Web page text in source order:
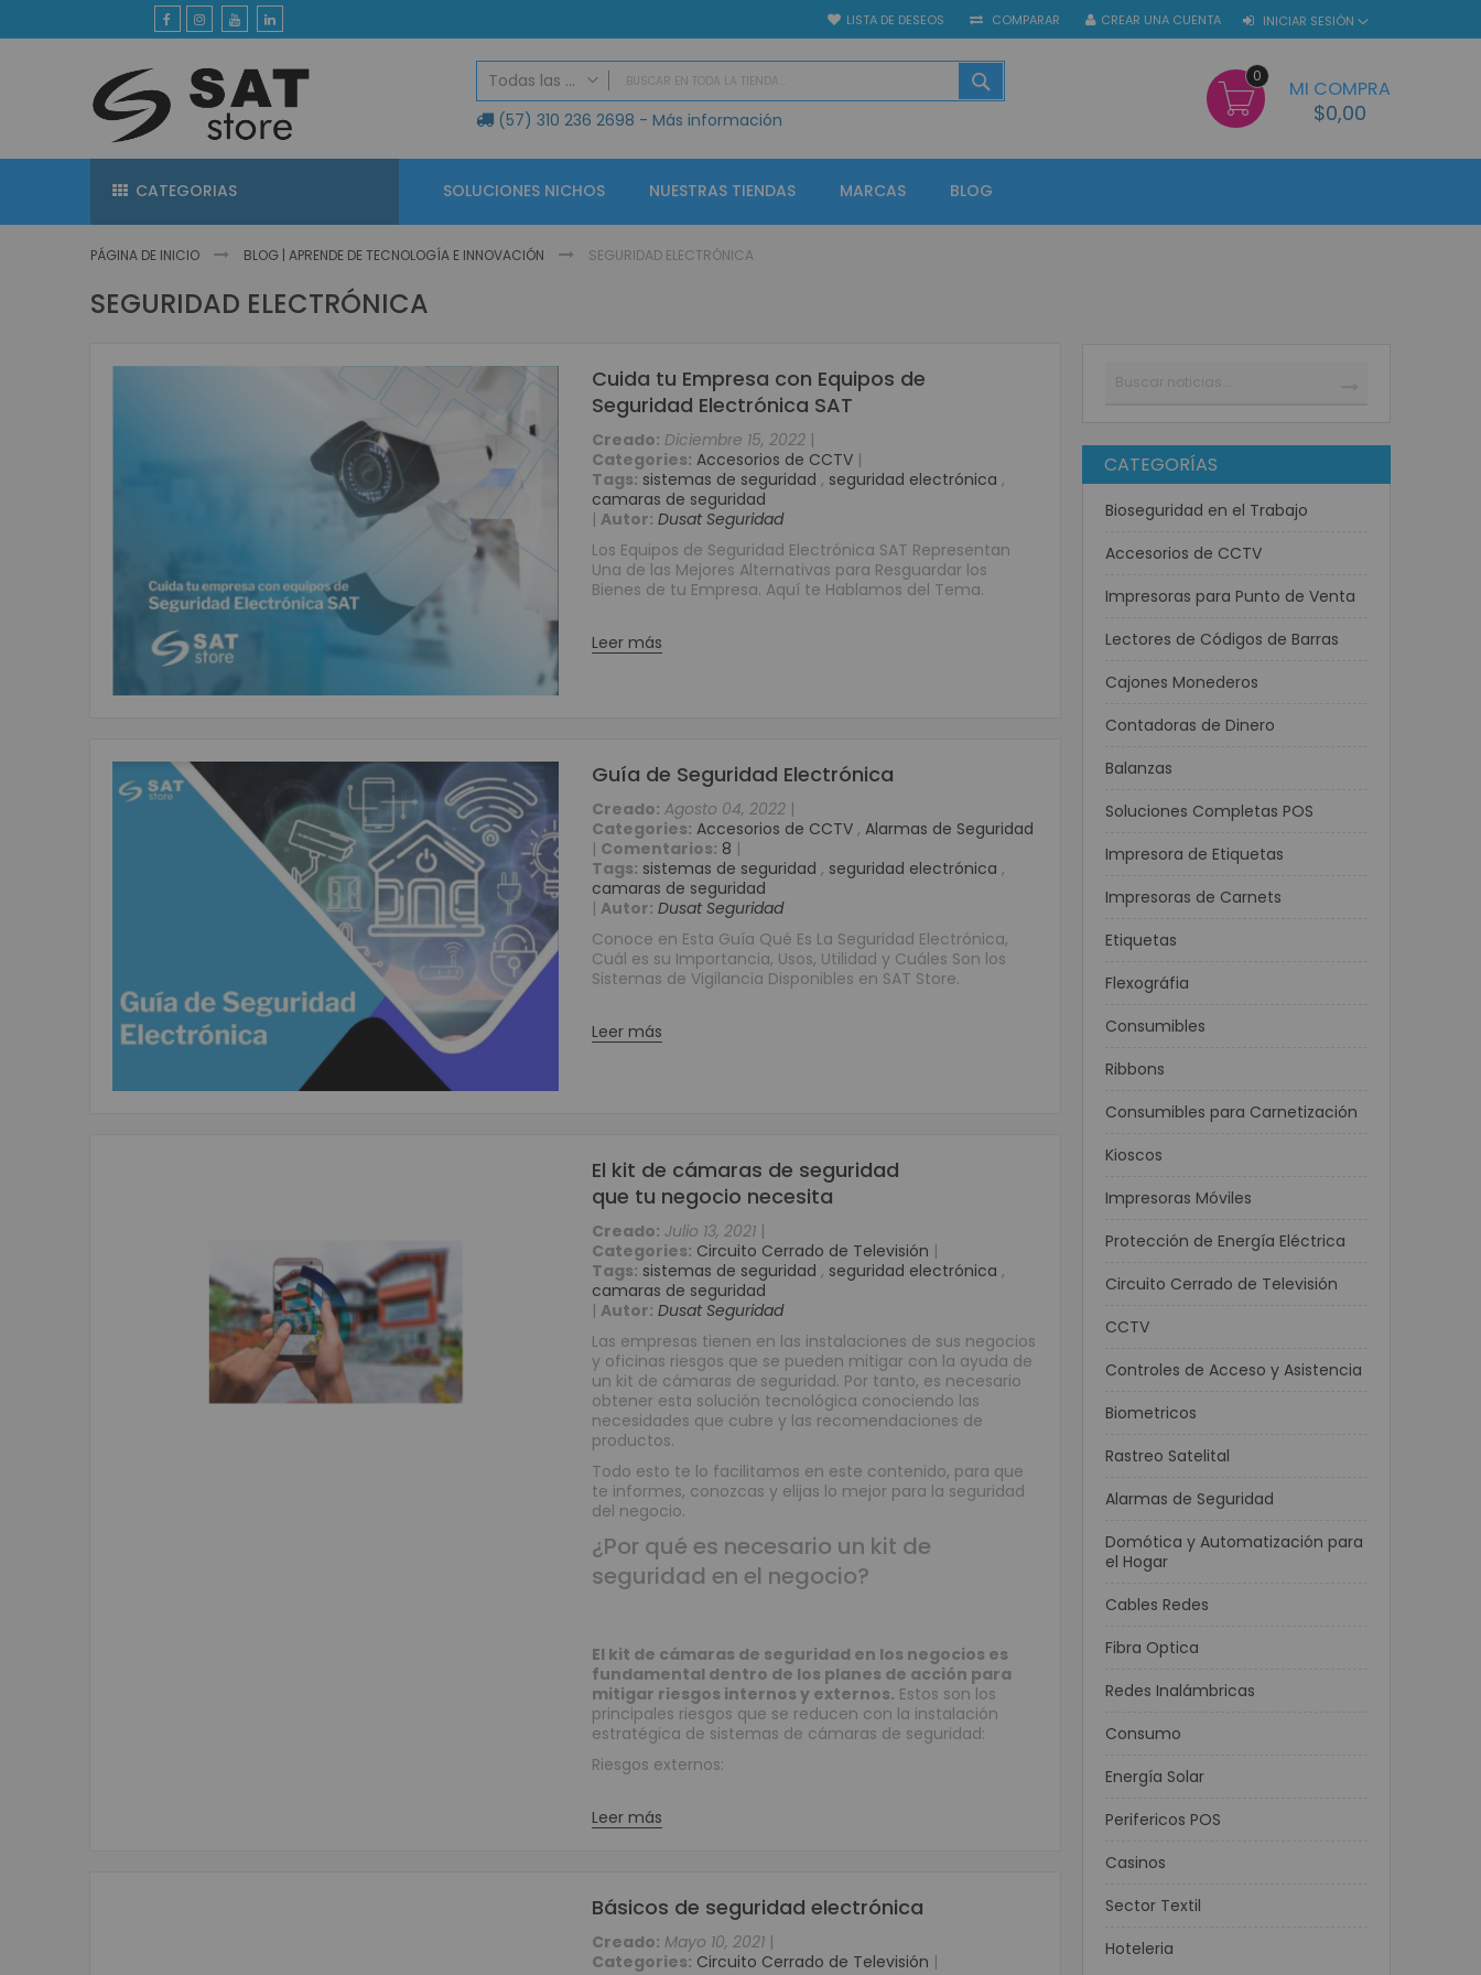
contenido
LISTA DE DESEOS COMPARAR INICIAR SESIÓN
CREAR UNA CUENTA
Todas las categorias
TODAS LAS CATEGORIAS
Seguridad Electrónica
Vídeo Porteros
IP
Análogo
Accesorios Control de Acceso
Lectores de Huella Biométricos
CCTV KIT Soluciones
CCTV Circuito Cerrado de Televisión
Circuito cerrado de televisión - Grabadores (CCTV)
Grabadores Análogo - Penta hibrido HD
Grabadores IP - NVR
Grabadores Móviles
Cámaras Análogas 4 en 1 HD
Cámaras IP
Cámaras Móviles
Cámaras Wifi
Accesorios para CCTV
WIFI
Paneles
Domótica y Automatización
Protección de Energía
Inversores
UPS
Reguladores
Rollos de papel
Ribbons o Cintas
Brazaletes de Identificación
Kits de Limpieza
Soluciones Móviles
Terminales Móviles
Impresoras Portátiles
Punto de Venta POS
Cajones Monederos
Pole Display o Visualizador de precios
Periféricos POS
Cajas Registradoras
Llamadores
Lectores de Banda Magnética
Impresoras para Punto de Venta POS
Impresoras Matriz de Punto
Impresoras para Kioscos y Mecanismos
Impresoras Térmicas
Contadora Discriminadora y Detectora de Billetes
Equipos para punto de venta (POS)
Monitores Touch
(57) 310 236 2698 - Más información
MI COMPRA
$0,00
0
CATEGORIAS SOLUCIONES NICHOS NUESTRAS TIENDAS MARCAS BLOG
PÁGINA DE INICIO BLOG | APRENDE DE TECNOLOGÍA E INNOVACIÓN SEGURIDAD ELECTRÓNICA
SEGURIDAD ELECTRÓNICA
Cuida tu Empresa con Equipos de
Seguridad Electrónica SAT
Creado: Diciembre 15, 2022 |
Categories: Accesorios de CCTV |
Tags: sistemas de seguridad , seguridad electrónica ,
camaras de seguridad
| Autor: Dusat Seguridad
Los Equipos de Seguridad Electrónica SAT Representan
Una de las Mejores Alternativas para Resguardar los
Bienes de tu Empresa. Aquí te Hablamos del Tema.
Leer más
Guía de Seguridad Electrónica
Creado: Agosto 04, 2022 |
Categories: Accesorios de CCTV , Alarmas de Seguridad
| Comentarios: 8 |
Tags: sistemas de seguridad , seguridad electrónica ,
camaras de seguridad
| Autor: Dusat Seguridad
Conoce en Esta Guía Qué Es La Seguridad Electrónica,
Cuál es su Importancia, Usos, Utilidad y Cuáles Son los
Sistemas de Vigilancia Disponibles en SAT Store.
Leer más
El kit de cámaras de seguridad
que tu negocio necesita
Creado: Julio 13, 2021 |
Categories: Circuito Cerrado de Televisión |
Tags: sistemas de seguridad , seguridad electrónica ,
camaras de seguridad
| Autor: Dusat Seguridad
Las empresas tienen en las instalaciones de sus negocios
y oficinas riesgos que se pueden mitigar con la ayuda de
un kit de cámaras de seguridad. Por tanto, es necesario
obtener esta solución tecnológica conociendo las
necesidades que cubre y las recomendaciones de
productos.
Todo esto te lo facilitamos en este contenido, para que
te informes, conozcas y elijas lo mejor para la seguridad
del negocio.
¿Por qué es necesario un kit de
seguridad en el negocio?
El kit de cámaras de seguridad en los negocios es
fundamental dentro de los planes de acción para
mitigar riesgos internos y externos. Estos son los
principales riesgos que se reducen con la instalación
estratégica de sistemas de cámaras de seguridad:
Riesgos externos:
Leer más
Básicos de seguridad electrónica
Creado: Mayo 10, 2021 |
Categories: Circuito Cerrado de Televisión |
CATEGORÍAS
Bioseguridad en el Trabajo
Accesorios de CCTV
Impresoras para Punto de Venta
Lectores de Códigos de Barras
Cajones Monederos
Contadoras de Dinero
Balanzas
Soluciones Completas POS
Impresora de Etiquetas
Impresoras de Carnets
Etiquetas
Flexográfia
Consumibles
Ribbons
Consumibles para Carnetización
Kioscos
Impresoras Móviles
Protección de Energía Eléctrica
Circuito Cerrado de Televisión
CCTV
Controles de Acceso y Asistencia
Biometricos
Rastreo Satelital
Alarmas de Seguridad
Domótica y Automatización para
el Hogar
Cables Redes
Fibra Optica
Redes Inalámbricas
Consumo
Energía Solar
Perifericos POS
Casinos
Sector Textil
Hoteleria